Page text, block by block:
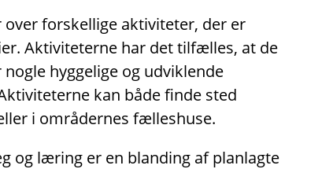
forskellige aktiviteter, der er
Aktiviteterne har det tilfælles, at de
hyggelige og udviklende
kan både finde sted
i områdernes fælleshuse.
og læring er en blanding af planlagte